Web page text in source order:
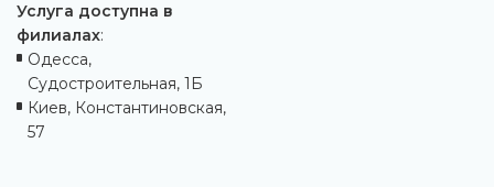
Услуга доступна в
филиалах:
Одесса,
Судостроительная, 1Б
Киев, Константиновская,
57